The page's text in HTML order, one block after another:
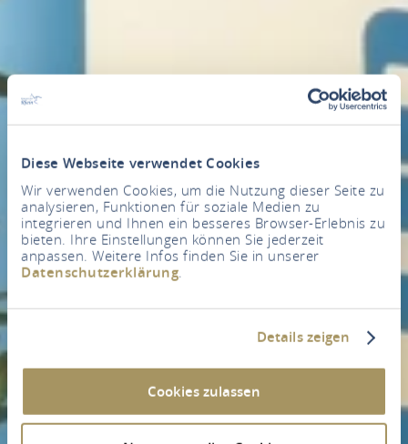
Diese Webseite verwendet Cookies
Wir verwenden Cookies, um die Nutzung dieser Seite zu
analysieren, Funktionen für soziale Medien zu
integrieren und Ihnen ein besseres Browser-Erlebnis zu
bieten. Ihre Einstellungen können Sie jederzeit
anpassen. Weitere Infos finden Sie in unserer
Datenschutzerklärung.
Details zeigen
Cookies zulassen